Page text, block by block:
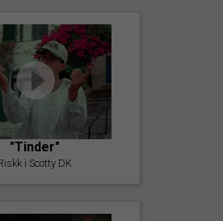
"Tinder"
i Scotty DK